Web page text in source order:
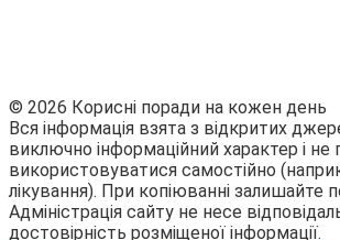
© 2026 Корисні поради на кожен день
Вся інформація взята з відкритих
виключно інформаційний характер і не
використовуватися самостійно
лікування). При копіюванні залишайте
Адміністрація сайту не несе
достовірність розміщеної інформації.